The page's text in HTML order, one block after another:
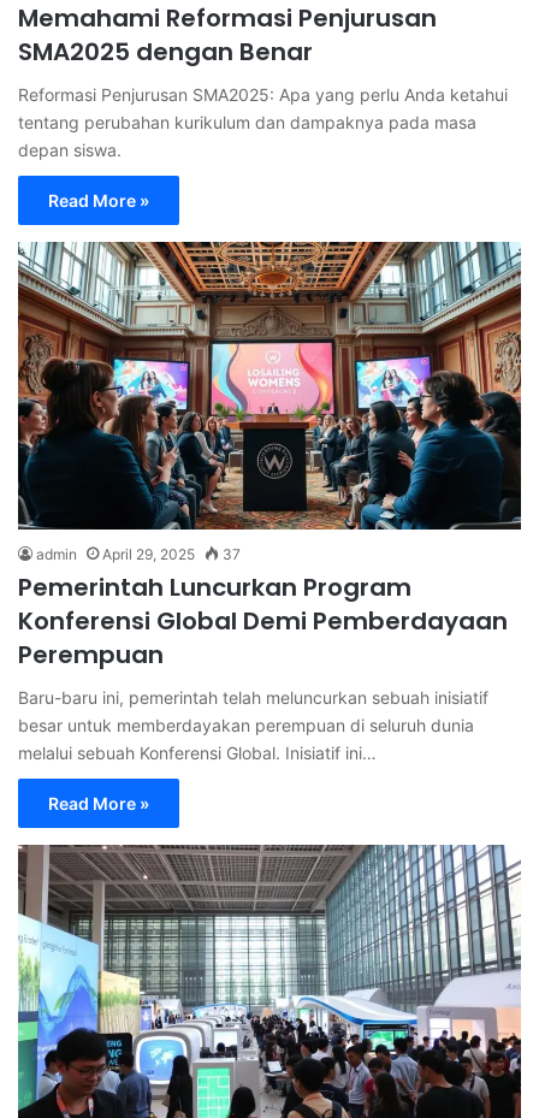
Memahami Reformasi Penjurusan
SMA2025 dengan Benar
Reformasi Penjurusan SMA2025: Apa yang perlu Anda ketahui
tentang perubahan kurikulum dan dampaknya pada masa
depan siswa.
Read More »
admin April 29, 2025 37
Pemerintah Luncurkan Program
Konferensi Global Demi Pemberdayaan
Perempuan
Baru-baru ini, pemerintah telah meluncurkan sebuah inisiatif
besar untuk memberdayakan perempuan di seluruh dunia
melalui sebuah Konferensi Global. Inisiatif ini…
Read More »